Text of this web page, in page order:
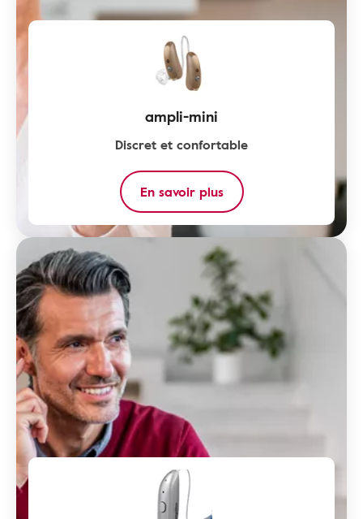
ampli-mini
Discret et confortable
En savoir plus